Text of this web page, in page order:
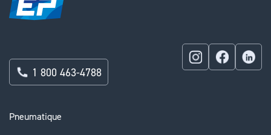
Pneumatique
1 800 463-4788